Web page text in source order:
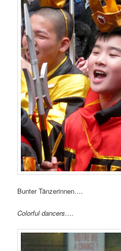
Bunter Tänzerinnen….
Colorful dancers….